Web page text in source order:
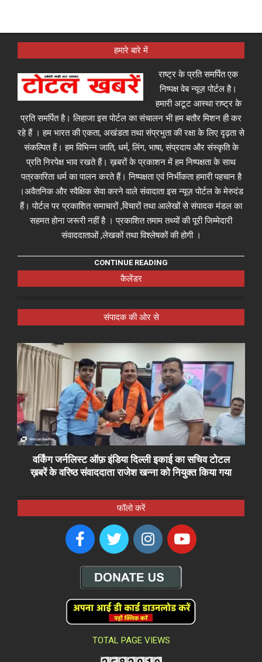
हमारे बारे में
राष्ट्र के प्रति समर्पित एक
निष्पक्ष वेब न्यूज़ पोर्टल है।
हमारी अटूट आस्था राष्ट्र के
प्रति समर्पित है। लिहाजा इस पोर्टल का संचालन भी हम बतौर मिशन ही कर
रहे हैं । हम भारत की एकता, अखंडता तथा संप्रभुता की रक्षा के लिए दृढ़ता से
संकल्पित हैं। हम विभिन्न जाति, धर्म, लिंग, भाषा, संप्रदाय और संस्कृति के
प्रति निरपेक्ष भाव रखते हैं। ख़बरों के प्रकाशन में हम निष्पक्षता के साथ
पत्रकारिता धर्म का पालन करते हैं। निष्पक्षता एवं निर्भीकता हमारी पहचान है
।अवैतनिक और स्वैक्षिक सेवा करने वाले संवादाता इस न्यूज़ पोर्टल के मेरुदंड
हैं। पोर्टल पर प्रकाशित समाचारों ,विचारों तथा आलेखों से संपादक मंडल का
सहमत होना जरूरी नहीं है । प्रकाशित तमाम तथ्यों की पूरी जिम्मेदारी
संवाददाताओं ,लेखकों तथा विश्लेषकों की होगी ।
CONTINUE READING
कैलेंडर
संपादक की ओर से
वर्किंग जर्नलिस्ट ऑफ़ इंडिया दिल्ली इकाई का सचिव टोटल
ख़बरें के वरिष्ठ संवाददाता राजेश खन्ना को नियुक्त किया गया
फॉलो करें
TOTAL PAGE VIEWS